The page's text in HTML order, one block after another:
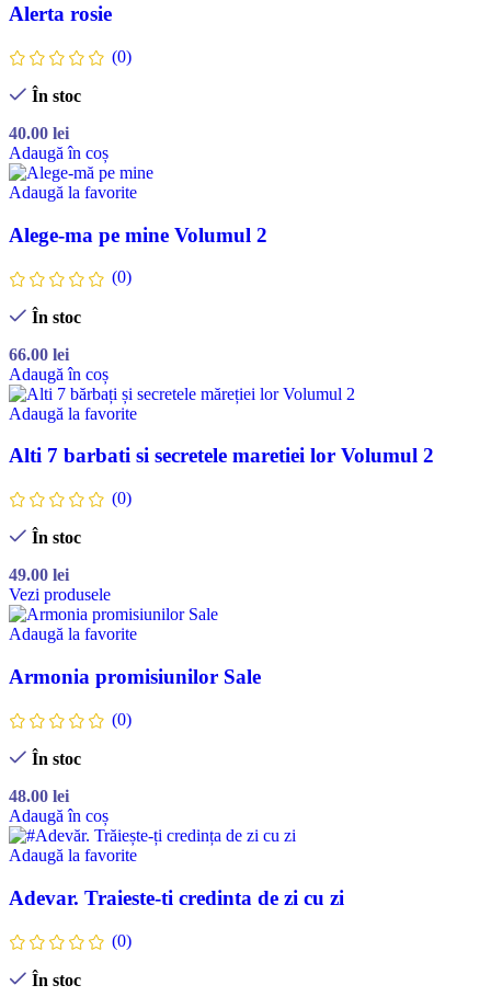
Alerta rosie
(0)
În stoc
40.00 lei
Adaugă în coș
Adaugă la favorite
Alege-ma pe mine Volumul 2
(0)
În stoc
66.00 lei
Adaugă în coș
Adaugă la favorite
Alti 7 barbati si secretele maretiei lor Volumul 2
(0)
În stoc
49.00 lei
Vezi produsele
Adaugă la favorite
Armonia promisiunilor Sale
(0)
În stoc
48.00 lei
Adaugă în coș
Adaugă la favorite
Adevar. Traieste-ti credinta de zi cu zi
(0)
În stoc